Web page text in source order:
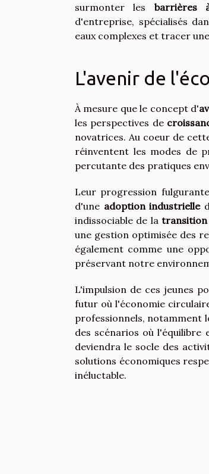
surmonter les barrières
d'entreprise, spécialisés
eaux complexes et tracer
L'avenir de
À mesure que le concept d'
les perspectives de
novatrices. Au coeur de
réinventent les modes de
percutante des pratiques
Leur progression
d'une adoption industrielle
indissociable de la transition
une gestion optimisée des
également comme une
préservant notre
L'impulsion de ces jeunes
futur où l'économie
professionnels, notamment
des scénarios où
deviendra le socle des
solutions économiques
inéluctable.